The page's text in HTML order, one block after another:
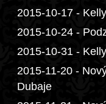
2015-10-17 - Kelly
2015-10-24 -
2015-10-31 -
2015-11-20 -
Dubaje